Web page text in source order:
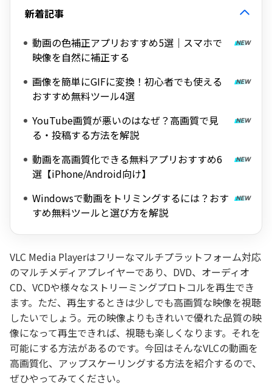
新着記事
動画の色補正アプリおすすめ5選｜スマホで
映像を自然に補正する
画像を簡単にGIFに変換！初心者でも使える
おすすめ無料ツール4選
YouTube画質が悪いのはなぜ？高画質で見
る・投稿する方法を解説
動画を高画質化できる無料アプリおすすめ6
選【iPhone/Android向け】
Windowsで動画をトリミングするには？おす
すめ無料ツールと選び方を解説
VLC Media Playerはフリーなマルチプラットフォーム対応
のマルチメディアプレイヤーであり、DVD、オーディオ
CD、VCDや様々なストリーミングプロトコルを再生でき
ます。ただ、再生するときは少しでも高画質な映像を視聴
したいでしょう。元の映像よりもきれいで優れた品質の映
像になって再生できれば、視聴も楽しくなります。それを
可能にする方法があるのです。今回はそんなVLCの動画を
高画質化、アップスケーリングする方法を紹介するので、
ぜひやってみてください。